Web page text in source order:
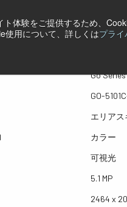
体験をご提供するため、
使用について、詳しくはプラ
GO-5101C-
Go Series
GO-
エリアス
カラー
可視光
5.1 MP
2464 x